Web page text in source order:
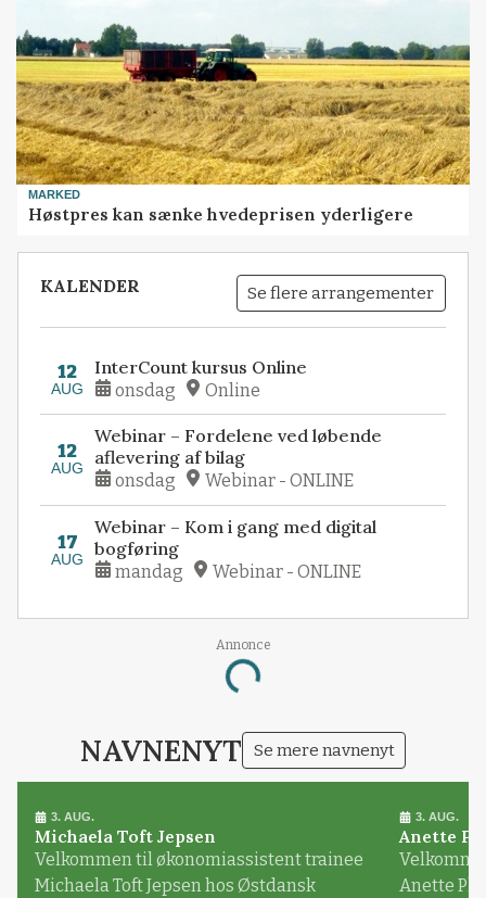
MARKED
Høstpres kan sænke hvedeprisen yderligere
KALENDER Se flere arrangementer
12
AUG
InterCount kursus Online
onsdag Online
12
AUG
Webinar – Fordelene ved løbende
aflevering af bilag
onsdag Webinar - ONLINE
17
AUG
Webinar – Kom i gang med digital
bogføring
mandag Webinar - ONLINE
Annonce
Loading...
NAVNENYT Se mere navnenyt
3. AUG.
Michaela Toft Jepsen
Velkommen til økonomiassistent trainee
Michaela Toft Jepsen hos Østdansk
3. AUG.
Anette
Anette